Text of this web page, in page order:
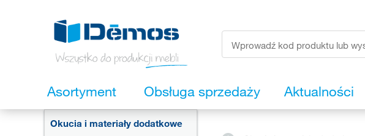
Asortyment Obsługa sprzedaży Aktualności
Okucia i materiały dodatkowe